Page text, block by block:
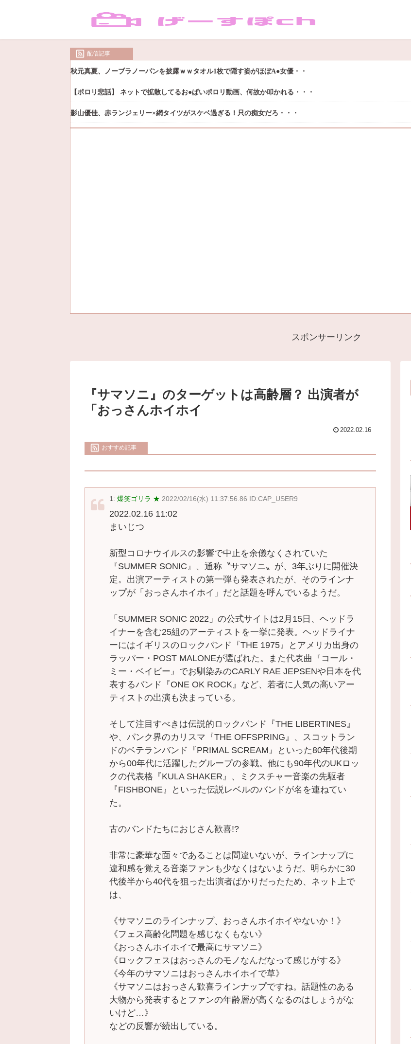
配信記事
秋元真夏、ノーブラノーパンを披露ｗｗタオル1枚で隠す姿がほぼA●女優・・
【ポロリ悲話】 ネットで拡散してるお●ぱいポロリ動画、何故か叩かれる・・・
影山優佳、赤ランジェリー×網タイツがスケベ過ぎる！只の痴女だろ・・・
スポンサーリンク
『サマソニ』のターゲットは高齢層？ 出演者が
「おっさんホイホイ
2022.02.16
おすすめ記事
1: 爆笑ゴリラ ★ 2022/02/16(水) 11:37:56.86 ID:CAP_USER9
2022.02.16 11:02
まいじつ
新型コロナウイルスの影響で中止を余儀なくされていた
『SUMMER SONIC』、通称〝サマソニ〟が、3年ぶりに開催決
定。出演アーティストの第一弾も発表されたが、そのラインナ
ップが「おっさんホイホイ」だと話題を呼んでいるようだ。
「SUMMER SONIC 2022」の公式サイトは2月15日、ヘッドラ
イナーを含む25組のアーティストを一挙に発表。ヘッドライナ
ーにはイギリスのロックバンド『THE 1975』とアメリカ出身の
ラッパー・POST MALONEが選ばれた。また代表曲『コール・
ミー・ベイビー』でお馴染みのCARLY RAE JEPSENや日本を代
表するバンド『ONE OK ROCK』など、若者に人気の高いアー
ティストの出演も決まっている。
そして注目すべきは伝説的ロックバンド『THE LIBERTINES』
や、パンク界のカリスマ『THE OFFSPRING』、スコットラン
ドのベテランバンド『PRIMAL SCREAM』といった80年代後期
から00年代に活躍したグループの参戦。他にも90年代のUKロッ
クの代表格『KULA SHAKER』、ミクスチャー音楽の先駆者
『FISHBONE』といった伝説レベルのバンドが名を連ねてい
た。
古のバンドたちにおじさん歓喜!?
非常に豪華な面々であることは間違いないが、ラインナップに
違和感を覚える音楽ファンも少なくはないようだ。明らかに30
代後半から40代を狙った出演者ばかりだったため、ネット上で
は、
《サマソニのラインナップ、おっさんホイホイやないか！》
《フェス高齢化問題を感じなくもない》
《おっさんホイホイで最高にサマソニ》
《ロックフェスはおっさんのモノなんだなって感じがする》
《今年のサマソニはおっさんホイホイで草》
《サマソニはおっさん歓喜ラインナップですね。話題性のある
大物から発表するとファンの年齢層が高くなるのはしょうがな
いけど…》
などの反響が続出している。